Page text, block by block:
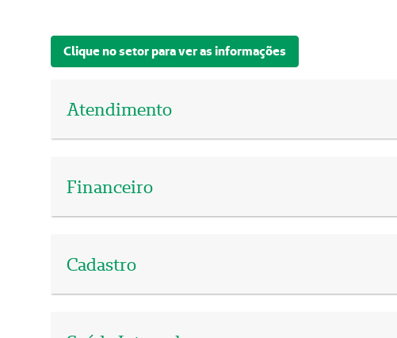
Clique no setor para ver as informações
Atendimento
Financeiro
Cadastro